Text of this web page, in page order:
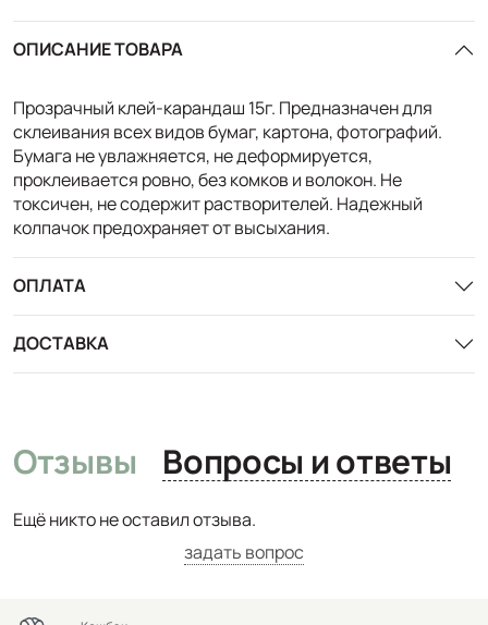
ОПИСАНИЕ ТОВАРА
Прозрачный клей-карандаш 15г. Предназначен для
склеивания всех видов бумаг, картона, фотографий.
Бумага не увлажняется, не деформируется,
проклеивается ровно, без комков и волокон. Не
токсичен, не содержит растворителей. Надежный
колпачок предохраняет от высыхания.
ОПЛАТА
ДОСТАВКА
Отзывы Вопросы и ответы
Ещё никто не оставил отзыва.
задать вопрос